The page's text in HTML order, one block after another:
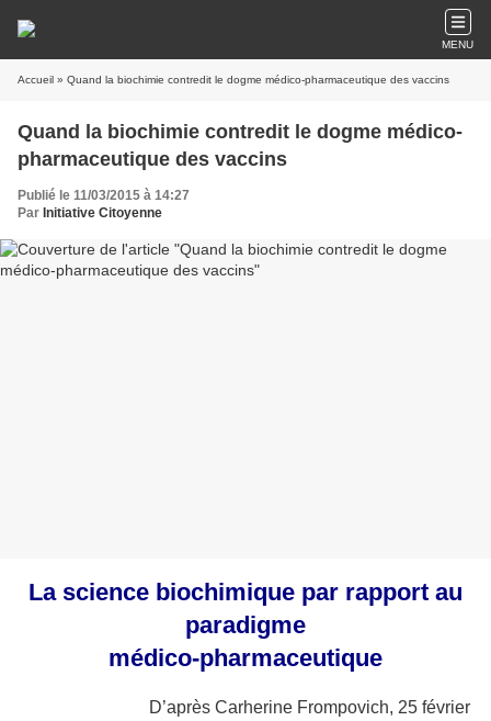
MENU
Accueil » Quand la biochimie contredit le dogme médico-pharmaceutique des vaccins
Quand la biochimie contredit le dogme médico-
pharmaceutique des vaccins
Publié le 11/03/2015 à 14:27
Par Initiative Citoyenne
La science biochimique par rapport au
paradigme
médico-pharmaceutique
D’après Carherine Frompovich, 25 février